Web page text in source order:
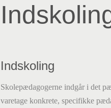
Indskoling
Skolepædagogerne indgår i det
varetage konkrete, specifikke